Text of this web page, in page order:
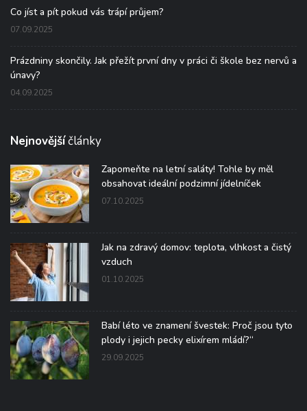
Co jíst a pít pokud vás trápí průjem?
07.09.2025
Prázdniny skončily. Jak přežít první dny v práci či škole bez nervů a
únavy?
04.09.2025
Nejnovějšíčlánky
Zapomeňte na letní saláty! Tohle by měl
obsahovat ideální podzimní jídelníček
07.10.2025
Jak na zdravý domov: teplota, vlhkost a čistý
vzduch
01.10.2025
Babí léto ve znamení švestek: Proč jsou tyto
plody i jejich pecky elixírem mládí?“
29.09.2025